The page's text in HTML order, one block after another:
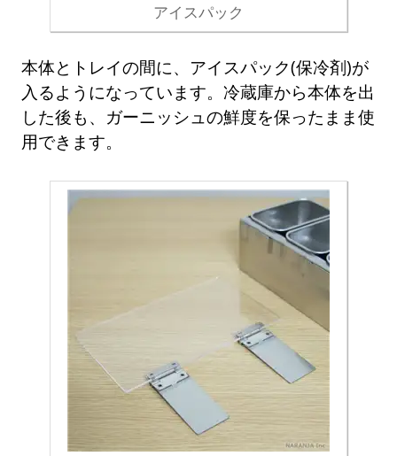
アイスパック
本体とトレイの間に、アイスパック(保冷剤)が
入るようになっています。冷蔵庫から本体を出
した後も、ガーニッシュの鮮度を保ったまま使
用できます。